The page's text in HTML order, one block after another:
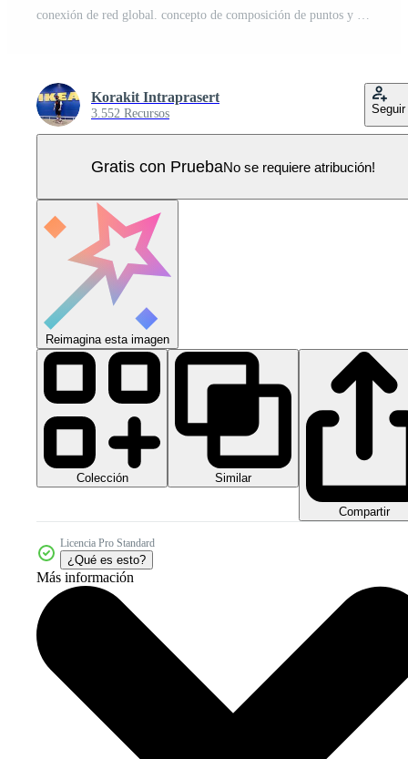
conexión de red global. concepto de composición de puntos y líneas del mapa mundial de negocios globales. ilustración vectorial Vector Pro
Korakit Intraprasert
3.552 Recursos Seguir
Gratis con PruebaNo se requiere atribución!
Reimagina esta imagen
Colección Similar
Compartir
Licencia Pro Standard
¿Qué es esto?
Más información